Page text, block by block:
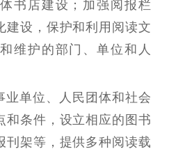
电影市场
党建
人才
职称评审
书店建设；加强阅报栏
建设，保护和利用阅读文
维护的部门、单位和人
业单位、人民团体和社会
和条件，设立相应的图书
刊架等，提供多种阅读载